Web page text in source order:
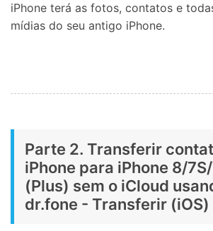
iPhone terá as fotos, contatos e
mídias do seu antigo iPhone.
Parte 2. Transferir
iPhone para iPhone 8/
(Plus) sem o iCloud
dr.fone - Transferir (iOS)